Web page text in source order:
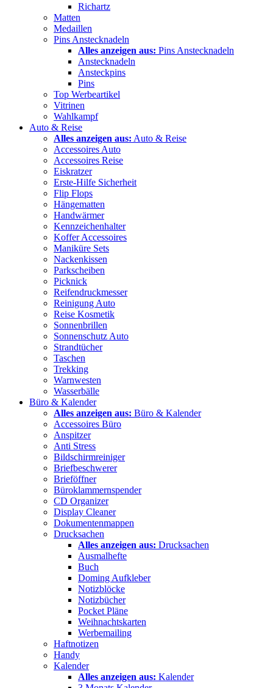
Richartz
Matten
Medaillen
Pins Anstecknadeln
Alles anzeigen aus: Pins Anstecknadeln
Anstecknadeln
Ansteckpins
Pins
Top Werbeartikel
Vitrinen
Wahlkampf
Auto & Reise
Alles anzeigen aus: Auto & Reise
Accessoires Auto
Accessoires Reise
Eiskratzer
Erste-Hilfe Sicherheit
Flip Flops
Hängematten
Handwärmer
Kennzeichenhalter
Koffer Accessoires
Maniküre Sets
Nackenkissen
Parkscheiben
Picknick
Reifendruckmesser
Reinigung Auto
Reise Kosmetik
Sonnenbrillen
Sonnenschutz Auto
Strandtücher
Taschen
Trekking
Warnwesten
Wasserbälle
Büro & Kalender
Alles anzeigen aus: Büro & Kalender
Accessoires Büro
Anspitzer
Anti Stress
Bildschirmreiniger
Briefbeschwerer
Brieföffner
Büroklammernspender
CD Organizer
Display Cleaner
Dokumentenmappen
Drucksachen
Alles anzeigen aus: Drucksachen
Ausmalhefte
Buch
Doming Aufkleber
Notizblöcke
Notizbücher
Pocket Pläne
Weihnachtskarten
Werbemailing
Haftnotizen
Handy
Kalender
Alles anzeigen aus: Kalender